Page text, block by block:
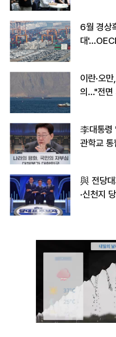
6월 경상
대
이란·오
의…"전면
李대통령
관학교 통
與 전당
·신천지